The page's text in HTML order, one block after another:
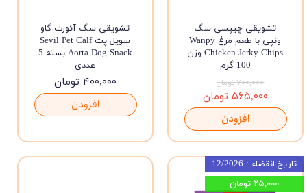
تشویقی چیپسی سگ
ونپی با طعم مرغ Wanpy
Chicken Jerky Chips وزن
100 گرم
۷۰۰,۰۰۰ تومان
۵۶۵,۰۰۰ تومان
افزودن
تشویقی سگ آئورت گاو
سویل پت Sevil Pet Calf
Aorta Dog Snack بسته 5
عددی
۴۰۰,۰۰۰ تومان
افزودن
تاریخ انقضاء : 12/2026
۲۵,۰۰۰ تومان